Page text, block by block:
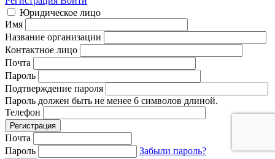
Юридическое лицо
Имя
Название организации
Контактное лицо
Почта
Пароль
Подтверждение пароля
Пароль должен быть не менее 6 символов длиной.
Телефон
Почта
Пароль
Забыли пароль?